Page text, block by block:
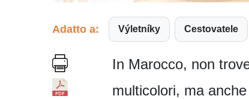
Adatto a: Výletníky Cestovatele
In Marocco, non
multicolori, ma